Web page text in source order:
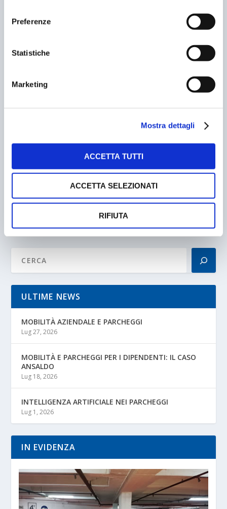
Preferenze
Statistiche
Marketing
Mostra dettagli
ACCETTA TUTTI
ACCETTA SELEZIONATI
RIFIUTA
BORDIGHERA. GARA D’APPALTO PER IL NUOVO
06/05/2004
ARCORE. UN COMITATO CONTRO LE MULTE
05/06/2011
ULTIME NEWS
MOBILITÀ AZIENDALE E PARCHEGGI
Lug 27, 2026
MOBILITÀ E PARCHEGGI PER I DIPENDENTI: IL CASO
ANSALDO
Lug 18, 2026
INTELLIGENZA ARTIFICIALE NEI PARCHEGGI
Lug 1, 2026
IN EVIDENZA